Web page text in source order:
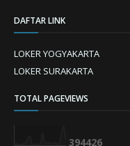
DAFTAR LINK
LOKER YOGYAKARTA
LOKER SURAKARTA
TOTAL PAGEVIEWS
394426